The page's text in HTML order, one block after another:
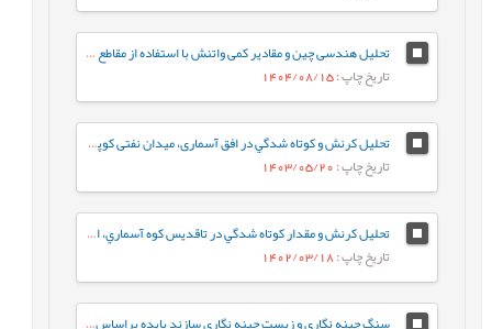
تحلیل هندسی چین و مقادیر کمی واتنش با استفاده از مقاطع لرزه ای تراز شده (مطالعه موردی میدان نفتی کوپال)
تاریخ چاپ: 1404/08/15
تحلیل کرنش و كوتاه شدگي در افق آسماری، میدان نفتی کوپال، استان خوزستان
تاریخ چاپ: 1403/05/20
تحلیل کرنش و مقدار كوتاه شدگي در تاقديس كوه آسماري، استان خوزستان
تاریخ چاپ: 1402/03/18
سنگ چینه نگاری و زیست چینه نگاری سازند پابده براساس روزن داران پلانکتون در برش جهانگیرآباد (جنوب ایلام- حوضه رسوبی زاگرس)